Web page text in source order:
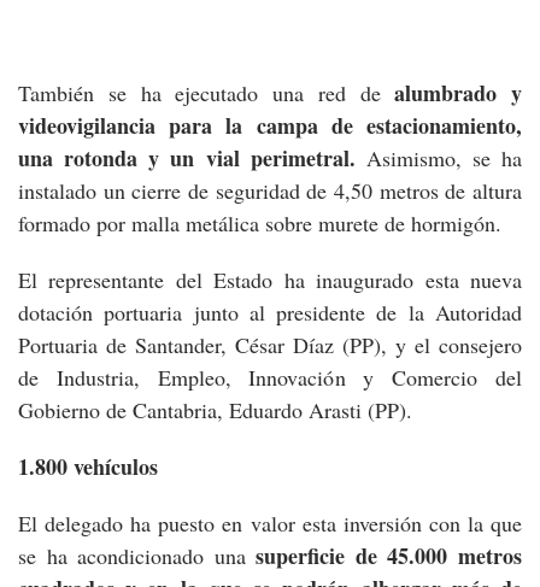
También se ha ejecutado una red dealumbrado y
videovigilancia para la campa de estacionamiento,
una rotonda y un vial perimetral. Asimismo, se ha
instalado un cierre de seguridad de 4,50 metros de altura
formado por malla metálica sobre murete de hormigón.
El representante del Estado ha inaugurado esta nueva
dotación portuaria junto al presidente de la Autoridad
Portuaria de Santander, César Díaz (PP), y el consejero
de Industria, Empleo, Innovación y Comercio del
Gobierno de Cantabria, Eduardo Arasti (PP).
1.800 vehículos
El delegado ha puesto en valor esta inversión con la que
se ha acondicionado unasuperficie de 45.000 metros